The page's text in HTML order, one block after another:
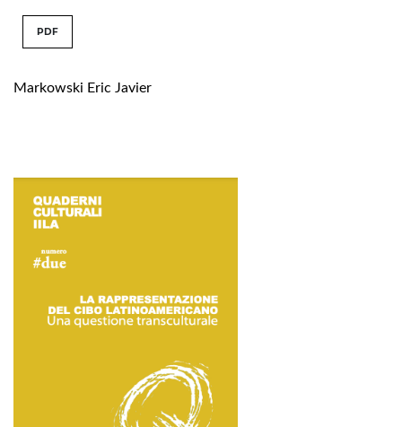
PDF
Markowski Eric Javier